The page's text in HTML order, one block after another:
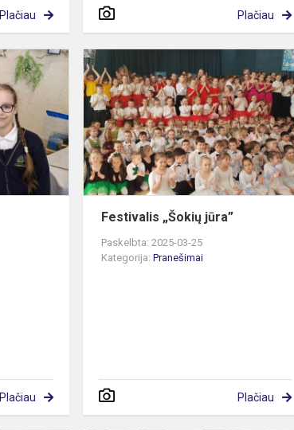
Plačiau Plačiau
Verslumo
šuolis
'25
Plačiau
Festivalis „Šokių jūra”
Paskelbta: 2025-03-25
Kategorija:Pranešimai
Plačiau